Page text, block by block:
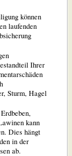
können
laufenden
Ihrer
Sturm, Hagel
kann
Dies hängt
in der
ab.